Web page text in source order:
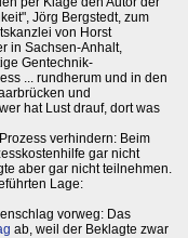
Jörg Bergstedt, zum
von Horst
in Sachsen-Anhalt,
Gentechnik-
... rundherum und in den
und
hat Lust drauf, dort was
verhindern: Beim
gar nicht
aber gar nicht teilnehmen.
Lage:
vorweg: Das
ab, weil der Beklagte zwar